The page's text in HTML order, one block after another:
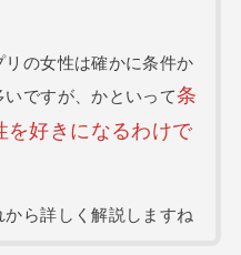
リの女性は確かに条件か
いですが、かといって条
を好きになるわけで
から詳しく解説しますね